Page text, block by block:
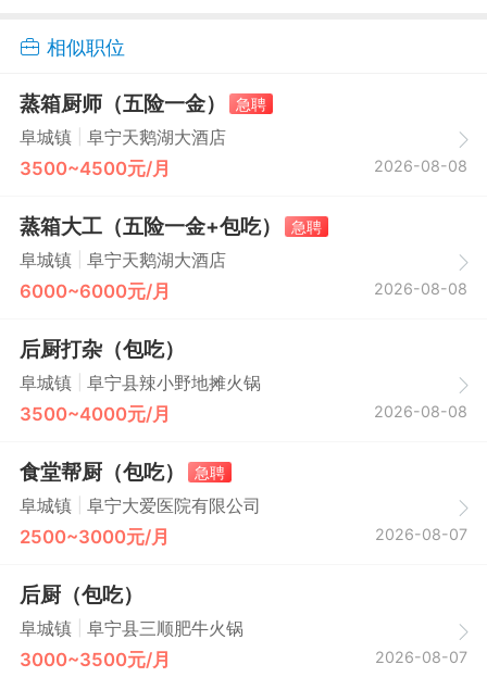
相似职位
蒸箱厨师（五险一金）
急聘
阜城镇
阜宁天鹅湖大酒店
3500~4500元/月 2026-08-08
蒸箱大工（五险一金+包吃）
急聘
阜城镇
阜宁天鹅湖大酒店
6000~6000元/月 2026-08-08
后厨打杂（包吃）
阜城镇 阜宁县辣小野地摊火锅
3500~4000元/月 2026-08-08
食堂帮厨（包吃）
急聘
阜城镇
阜宁大爱医院有限公司
2500~3000元/月 2026-08-07
后厨（包吃）
阜城镇 阜宁县三顺肥牛火锅
3000~3500元/月 2026-08-07